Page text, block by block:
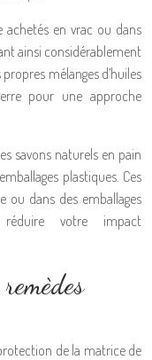
achetés en vrac ou dans
ainsi considérablement
mélanges d’huiles
pour une approche
savons naturels en pain
plastiques. Ces
ou dans des emballages
réduire votre impact
de la matrice de